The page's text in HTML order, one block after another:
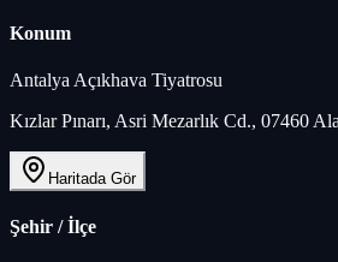
Konum
Antalya Açıkhava Tiyatrosu
Kızlar Pınarı, Asri Mezarlık Cd., 07460
Haritada Gör
Şehir / İlçe